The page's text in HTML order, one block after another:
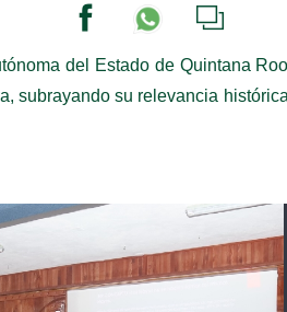
del Estado de Quintana Roo
subrayando su relevancia histórica